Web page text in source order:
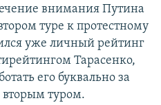
внимания Путина
туре к протестному
уже личный рейтинг
Тарасенко,
его буквально за
туром.